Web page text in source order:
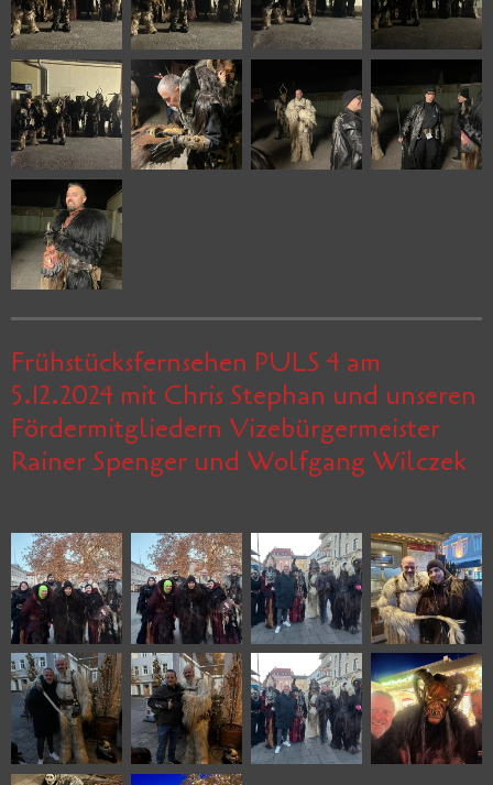
Frühstücksfernsehen PULS 4 am
5.12.2024 mit Chris Stephan und unseren
Fördermitgliedern Vizebürgermeister
Rainer Spenger und Wolfgang Wilczek